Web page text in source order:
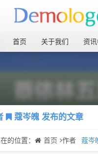
首页 关于我们 资
蔻岑魄发布的文章
的位置： 首页 作者 蔻岑